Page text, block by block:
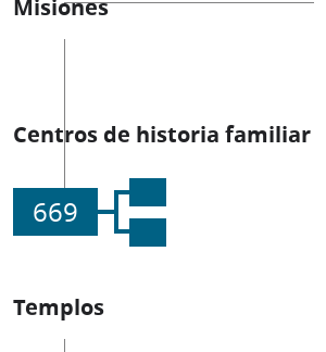
Centros de historia familiar
669
Templos